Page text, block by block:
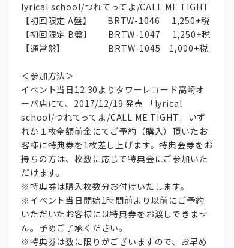
lyrical school/つれてってよ/CALL ME TIGHT
【初回限定 A盤】 BRTW-1046 1,250+税
【初回限定 B盤】 BRTW-1047 1,250+税
【通常盤】 BRTW-1045 1,000+税
＜参加方法＞
イベント当日12:30よりタワーレコード高崎オ
ーパ店にて、2017/12/19 発売 「lyrical
school/つれてってよ/CALL ME TIGHT」いず
れか１枚全額前金にてご予約（購入）頂いたお
客様に特典券を1枚差し上げます。特典会券をお
持ちの方は、枚数に応じて特典会にご参加いた
だけます。
※特典券は購入枚数分お付けいたします。
※イベント当日開始1時間前より以前にご予約
いただいたお客様には特典券をお渡しできませ
ん。予めご了承ください。
※特典券は数に限りがございますので、お早め